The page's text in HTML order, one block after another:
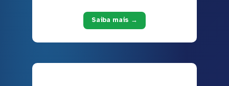
Saiba mais →